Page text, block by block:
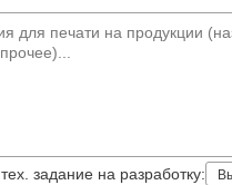
задание на разработку: